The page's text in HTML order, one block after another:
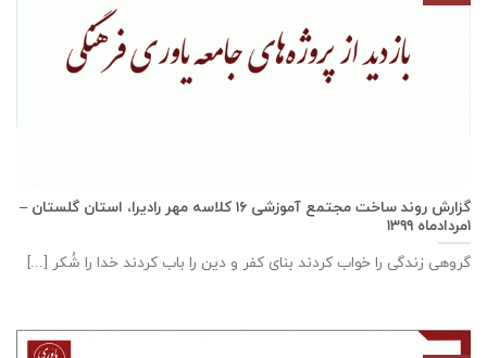
گزارش روند ساخت مجتمع آموزشی ١٦ كلاسه مهر راديرا، استان گلستان –
۱مردادماه ۱۳۹۹
گروهی زندگی را خواب کردند بنای کفر و دین را باب کردند خدا را شُکر [...]